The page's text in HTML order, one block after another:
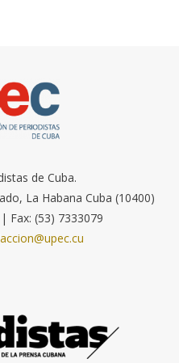
de Cuba.
La Habana Cuba (10400)
Fax: (53) 7333079